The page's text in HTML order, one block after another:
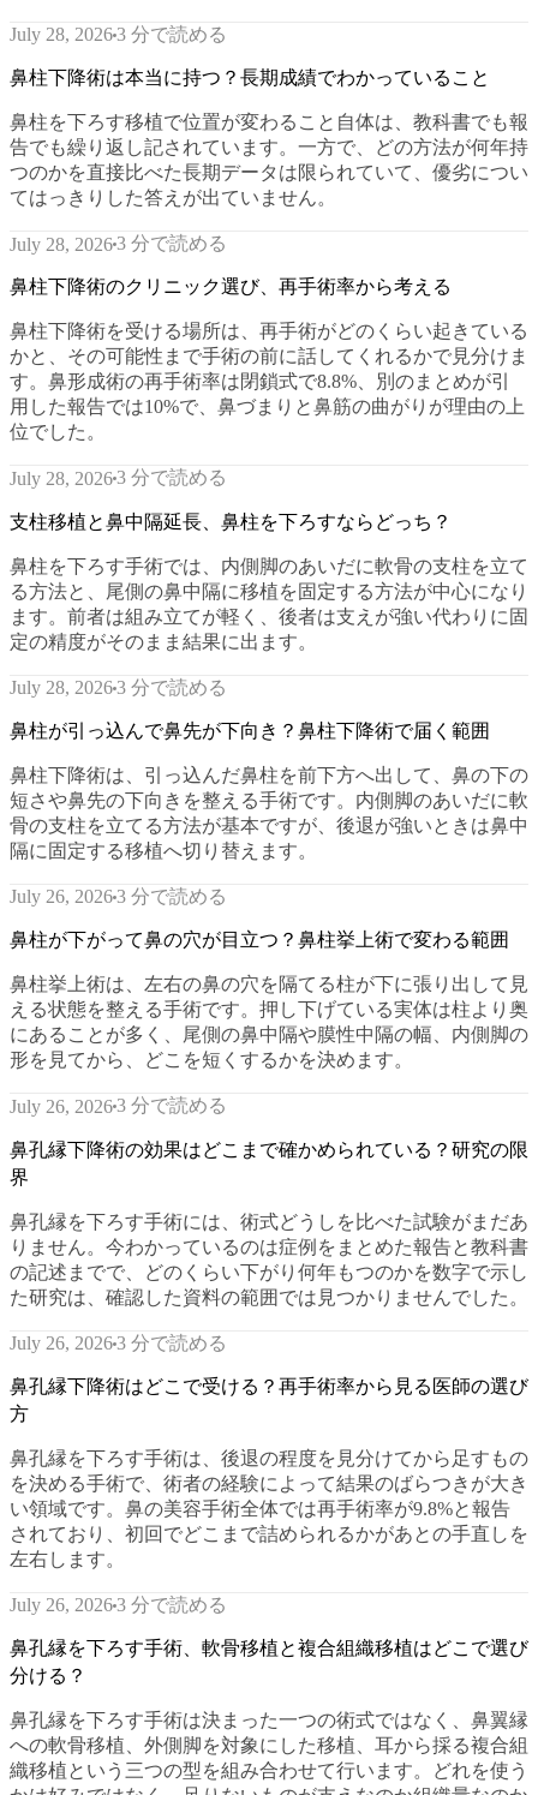
July 28, 20263 分で読める
鼻柱下降術は本当に持つ？長期成績でわかっていること
鼻柱を下ろす移植で位置が変わること自体は、教科書でも報
告でも繰り返し記されています。一方で、どの方法が何年持
つのかを直接比べた長期データは限られていて、優劣につい
てはっきりした答えが出ていません。
July 28, 20263 分で読める
鼻柱下降術のクリニック選び、再手術率から考える
鼻柱下降術を受ける場所は、再手術がどのくらい起きている
かと、その可能性まで手術の前に話してくれるかで見分けま
す。鼻形成術の再手術率は閉鎖式で8.8%、別のまとめが引
用した報告では10%で、鼻づまりと鼻筋の曲がりが理由の上
位でした。
July 28, 20263 分で読める
支柱移植と鼻中隔延長、鼻柱を下ろすならどっち？
鼻柱を下ろす手術では、内側脚のあいだに軟骨の支柱を立て
る方法と、尾側の鼻中隔に移植を固定する方法が中心になり
ます。前者は組み立てが軽く、後者は支えが強い代わりに固
定の精度がそのまま結果に出ます。
July 28, 20263 分で読める
鼻柱が引っ込んで鼻先が下向き？鼻柱下降術で届く範囲
鼻柱下降術は、引っ込んだ鼻柱を前下方へ出して、鼻の下の
短さや鼻先の下向きを整える手術です。内側脚のあいだに軟
骨の支柱を立てる方法が基本ですが、後退が強いときは鼻中
隔に固定する移植へ切り替えます。
July 26, 20263 分で読める
鼻柱が下がって鼻の穴が目立つ？鼻柱挙上術で変わる範囲
鼻柱挙上術は、左右の鼻の穴を隔てる柱が下に張り出して見
える状態を整える手術です。押し下げている実体は柱より奥
にあることが多く、尾側の鼻中隔や膜性中隔の幅、内側脚の
形を見てから、どこを短くするかを決めます。
July 26, 20263 分で読める
鼻孔縁下降術の効果はどこまで確かめられている？研究の限
界
鼻孔縁を下ろす手術には、術式どうしを比べた試験がまだあ
りません。今わかっているのは症例をまとめた報告と教科書
の記述までで、どのくらい下がり何年もつのかを数字で示し
た研究は、確認した資料の範囲では見つかりませんでした。
July 26, 20263 分で読める
鼻孔縁下降術はどこで受ける？再手術率から見る医師の選び
方
鼻孔縁を下ろす手術は、後退の程度を見分けてから足すもの
を決める手術で、術者の経験によって結果のばらつきが大き
い領域です。鼻の美容手術全体では再手術率が9.8%と報告
されており、初回でどこまで詰められるかがあとの手直しを
左右します。
July 26, 20263 分で読める
鼻孔縁を下ろす手術、軟骨移植と複合組織移植はどこで選び
分ける？
鼻孔縁を下ろす手術は決まった一つの術式ではなく、鼻翼縁
への軟骨移植、外側脚を対象にした移植、耳から採る複合組
織移植という三つの型を組み合わせて行います。どれを使う